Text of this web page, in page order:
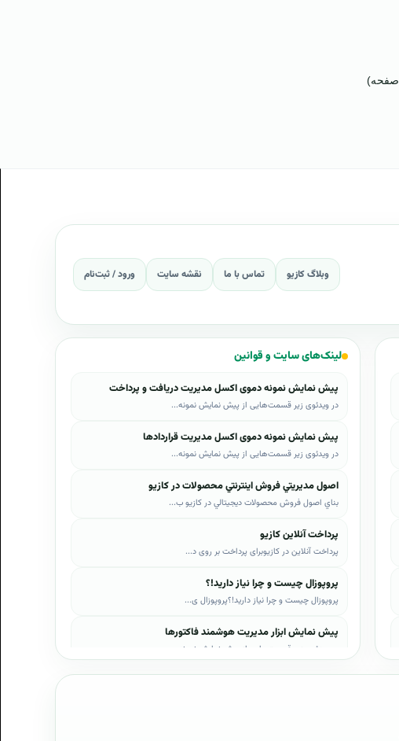
وبلاگ کازیو تماس با ما نقشه سایت ورود / ثبت‌نام
لینک‌های سایت و قوانین
پیش نمایش نمونه دموی اکسل مدیریت دریافت و پرداخت
در ویدئوی زیر قسمت‌هایی از پیش نمایش نمونه...
پیش نمایش نمونه دموی اکسل مدیریت قراردادها
در ویدئوی زیر قسمت‌هایی از پیش نمایش نمونه...
اصول مديريتي فروش اينترنتي محصولات در کازيو
بناي اصول فروش محصولات ديجيتالي در کازيو ب...
پرداخت آنلاین کازیو
پرداخت آنلاین در کازیوبرای پرداخت بر روی د...
پروپوزال چیست و چرا نیاز دارید!؟
پروپوزال چیست و چرا نیاز دارید!؟پروپوزال ی...
پیش نمایش ابزار مدیریت هوشمند فاکتورها
در ویدئوی زیر قسمت‌هایی از پیش نمایش نمونه...